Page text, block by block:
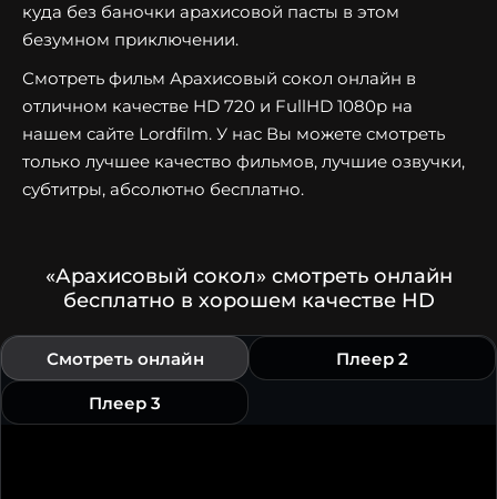
куда без баночки арахисовой пасты в этом
безумном приключении.
Смотреть фильм Арахисовый сокол онлайн в
отличном качестве HD 720 и FullHD 1080p на
нашем сайте Lordfilm. У нас Вы можете смотреть
только лучшее качество фильмов, лучшие озвучки,
субтитры, абсолютно бесплатно.
«Арахисовый сокол» смотреть онлайн
бесплатно в хорошем качестве HD
Смотреть онлайн Плеер 2
Плеер 3